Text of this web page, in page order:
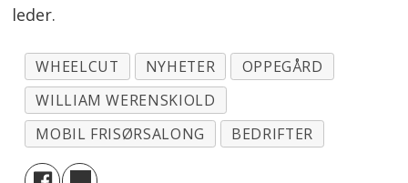
leder.
WHEELCUT NYHETER
OPPEGÅRD
WILLIAM WERENSKIOLD
MOBIL FRISØRSALONG
BEDRIFTER